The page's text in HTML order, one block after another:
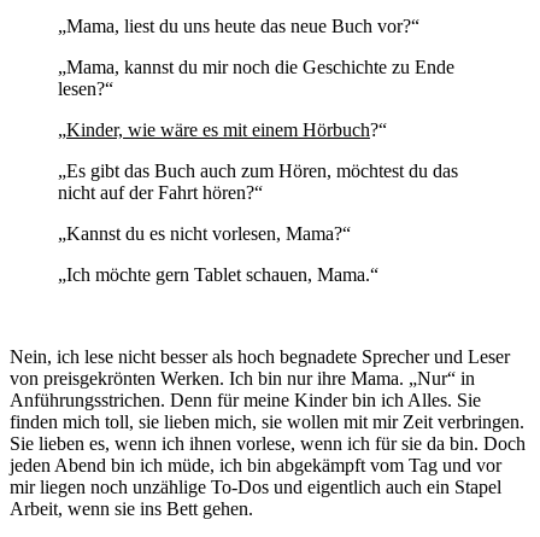
„Mama, liest du uns heute das neue Buch vor?“
„Mama, kannst du mir noch die Geschichte zu Ende
lesen?“
„Kinder, wie wäre es mit einem Hörbuch?“
„Es gibt das Buch auch zum Hören, möchtest du das
nicht auf der Fahrt hören?“
„Kannst du es nicht vorlesen, Mama?“
„Ich möchte gern Tablet schauen, Mama.“
Nein, ich lese nicht besser als hoch begnadete Sprecher und Leser
von preisgekrönten Werken. Ich bin nur ihre Mama. „Nur“ in
Anführungsstrichen. Denn für meine Kinder bin ich Alles. Sie
finden mich toll, sie lieben mich, sie wollen mit mir Zeit verbringen.
Sie lieben es, wenn ich ihnen vorlese, wenn ich für sie da bin. Doch
jeden Abend bin ich müde, ich bin abgekämpft vom Tag und vor
mir liegen noch unzählige To-Dos und eigentlich auch ein Stapel
Arbeit, wenn sie ins Bett gehen.